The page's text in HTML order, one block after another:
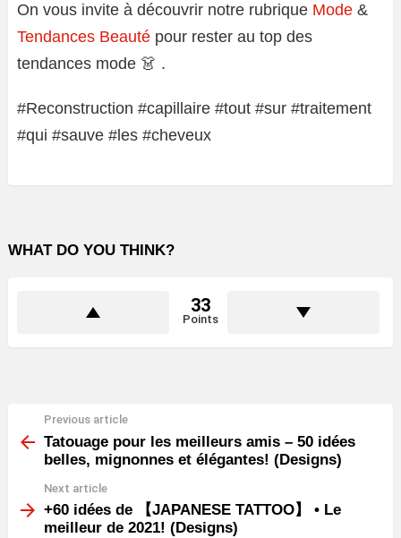
On vous invite à découvrir notre rubrique Mode &
Tendances Beauté pour rester au top des
tendances mode 👗 .
#Reconstruction #capillaire #tout #sur #traitement
#qui #sauve #les #cheveux
WHAT DO YOU THINK?
33
Points
more
Previous article
Tatouage pour les meilleurs amis – 50 idées
belles, mignonnes et élégantes! (Designs)
Next article
+60 idées de 【JAPANESE TATTOO】 • Le
meilleur de 2021! (Designs)